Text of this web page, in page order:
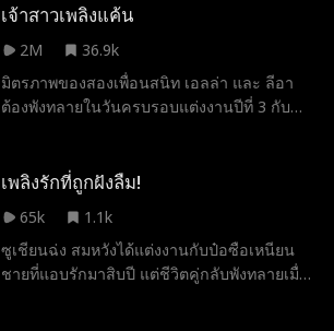
สาธารณชน และทำให้ทุกคนที่เคยรังแกเธอ
จรัสของเธอบนจุดสูงสุดแห่งอำนาจกำลังจะเริ่ม
ต้นขึ้น
บังเอิญมีค่ำคืนเร่าร้อนกับเซี่ยเยี่ยนโจว
คุณชายตระกูลมหาเศรษฐีแห่งเมืองหลวง หกปี
ต่อมา ซูเนี่ยนพาลูกชายที่หน้าตาคล้ายเซี่ยเยี่ยน
โจวเข้ามาในเมือง และบังเอิญได้รับความช่วย
เหลือจากเขา ซึ่งตอนนั้นกำลังโดนครอบครัว
ผ่านงานเลี้ยงครอบครัวไปให้ได้
เจ้าสาวเพลิงแค้น
2M
36.9k
มิตรภาพของสองเพื่อนสนิท เอลล่า และ ลีอา
ต้องพังทลายในวันครบรอบแต่งงานปีที่ 3 กับ
แม้เธอจะอ้อนวอน แต่ชาลส์กลับหันหลังไปช่วย
ช่วยเพื่อนและโทรหา โนอาห์ แพทย์ สามีของ
เธอ แต่กลับได้รับเพียงคำเยาะเย้ยอันเย็นชา
การทรยศครั้งใหญ่ทำให้หัวใจของสองสาวแตก
เพลิงรักที่ถูกฝังลืม!
65k
1.1k
ซูเชียนฉ่ง สมหวังได้แต่งงานกับป๋อซือเหนียน
ชายที่แอบรักมาสิบปี แต่ชีวิตคู่กลับพังทลายเมื่อ